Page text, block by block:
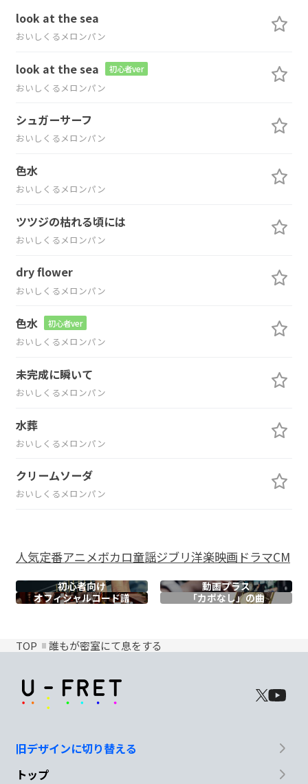
look at the sea
おいしくるメロンパン
look at the sea 初心者ver
おいしくるメロンパン
シュガーサーフ
おいしくるメロンパン
色水
おいしくるメロンパン
ツツジの枯れる頃には
おいしくるメロンパン
dry flower
おいしくるメロンパン
色水 初心者ver
おいしくるメロンパン
未完成に瞬いて
おいしくるメロンパン
水葬
おいしくるメロンパン
クリームソーダ
おいしくるメロンパン
人気定番アニメボカロ童謡ジブリ洋楽映画ドラマCM
初心者向け
動画プラス
オフィシャルコード譜 「カポなし」の曲
TOP 誰もが密室にて息をする
旧デザインに切り替える
トップ